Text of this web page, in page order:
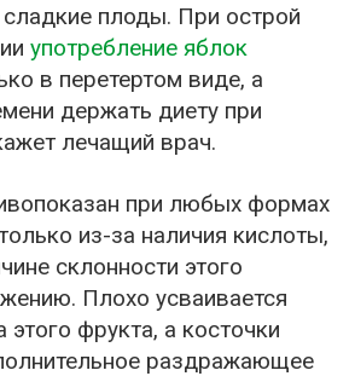
плоды. При острой
употребление яблок
в перетертом виде, а
держать диету при
лечащий врач.
при любых формах
из-за наличия кислоты,
склонности этого
Плохо усваивается
этого фрукта, а косточки
раздражающее